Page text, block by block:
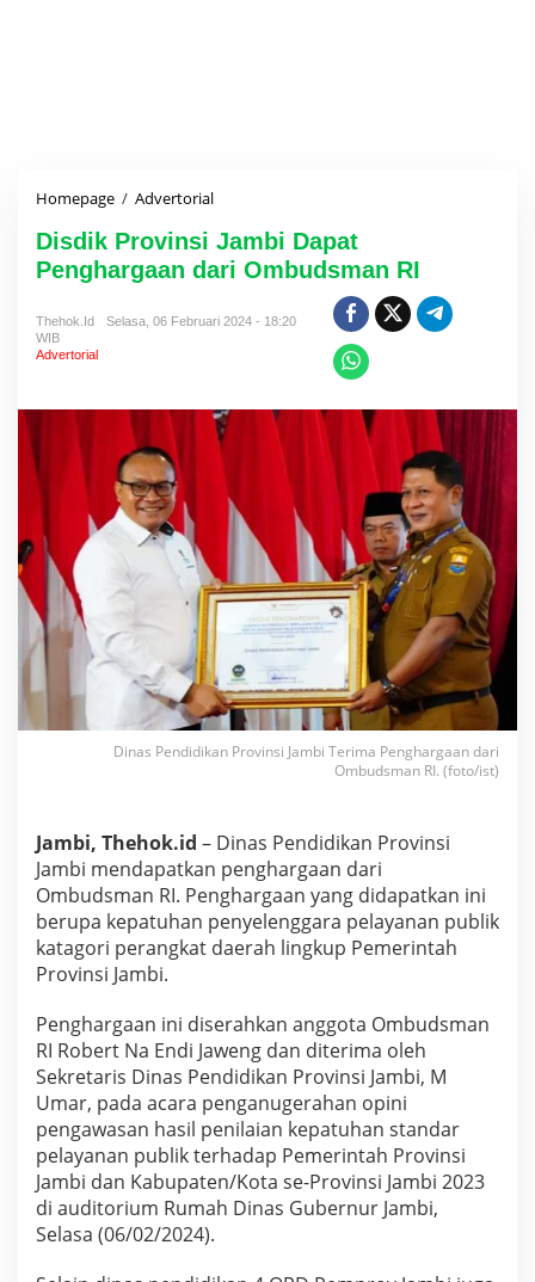
Homepage / Advertorial
s
d
i
P
i
n
s
m
i
D
p
a
t
P
e
n
r
g
a
n
d
O
m
b
u
d
s
m
a
n
Disdik Provinsi Jambi Dapat
Penghargaan dari Ombudsman RI
Thehok.id
Selasa, 06 Februari 2024 - 18:20
WIB
Advertorial
Dinas Pendidikan Provinsi Jambi Terima Penghargaan dari
Ombudsman RI. (foto/ist)
Jambi, Thehok.id – Dinas Pendidikan Provinsi
Jambi mendapatkan penghargaan dari
Ombudsman RI. Penghargaan yang didapatkan ini
berupa kepatuhan penyelenggara pelayanan publik
katagori perangkat daerah lingkup Pemerintah
Provinsi Jambi.
Penghargaan ini diserahkan anggota Ombudsman
RI Robert Na Endi Jaweng dan diterima oleh
Sekretaris Dinas Pendidikan Provinsi Jambi, M
Umar, pada acara penganugerahan opini
pengawasan hasil penilaian kepatuhan standar
pelayanan publik terhadap Pemerintah Provinsi
Jambi dan Kabupaten/Kota se-Provinsi Jambi 2023
di auditorium Rumah Dinas Gubernur Jambi,
Selasa (06/02/2024).